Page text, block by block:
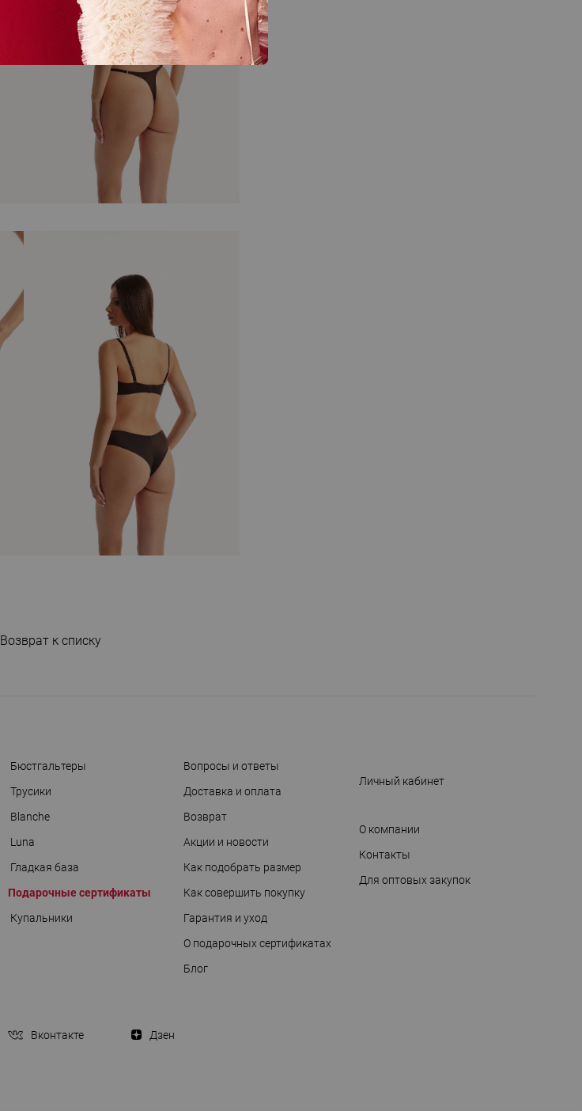
Возврат к списку
Бюстгальтеры
Трусики
Blanche
Luna
Гладкая база
Подарочные сертификаты
Купальники
Вопросы и ответы
Доставка и оплата
Возврат
Акции и новости
Как подобрать размер
Как совершить покупку
Гарантия и уход
О подарочных сертификатах
Блог
Личный кабинет
О компании
Контакты
Для оптовых закупок
Вконтакте Дзен